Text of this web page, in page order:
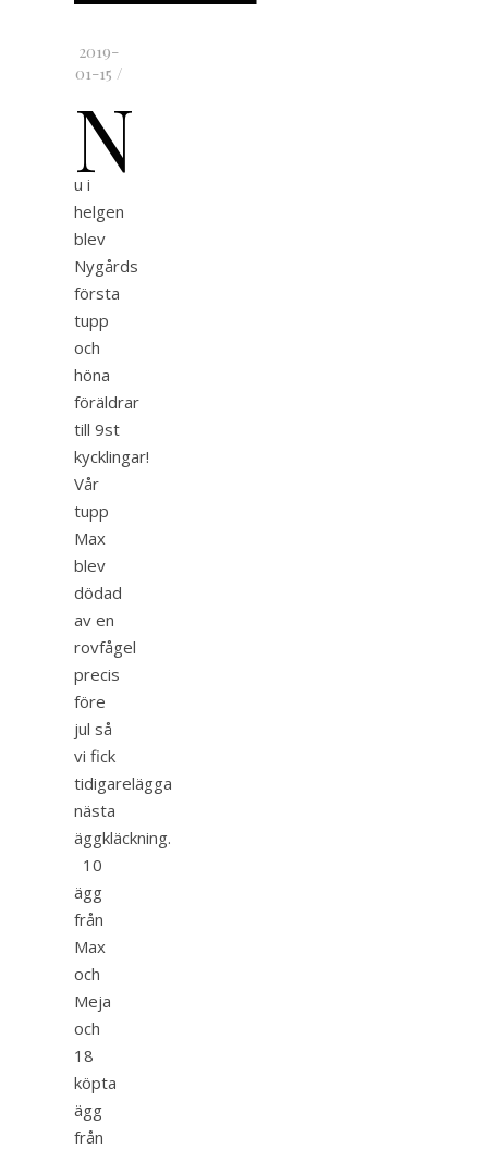
2019-
01-15 /
N
u i
helgen
blev
Nygårds
första
tupp
och
höna
föräldrar
till 9st
kycklingar!
Vår
tupp
Max
blev
dödad
av en
rovfågel
precis
före
jul så
vi fick
tidigarelägga
nästa
äggkläckning.
10
ägg
från
Max
och
Meja
och
18
köpta
ägg
från